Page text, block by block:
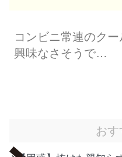
コンビニ常連のク
興味なさそうで…
お